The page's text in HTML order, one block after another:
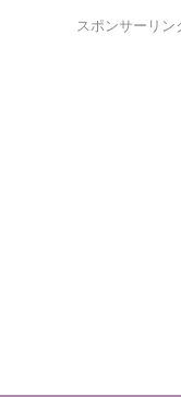
スポンサーリン